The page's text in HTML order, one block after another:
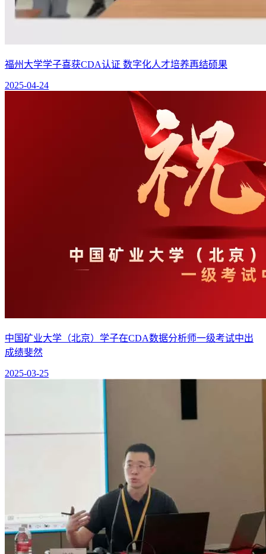
福州大学学子喜获CDA认证 数字化人才培养再结硕果
2025-04-24
中国矿业大学（北京）学子在CDA数据分析师一级考试中出
成绩斐然
2025-03-25